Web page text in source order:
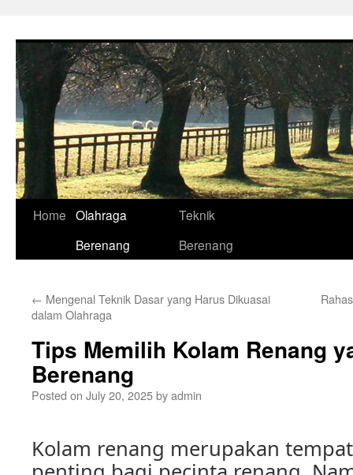
Home Olahraga
Berenang
Teknik
Berenang
← Mengenal Teknik Dasar yang Harus Dikuasai
dalam Olahraga
Tips Memilih Kolam Renang
Berenang
Posted on July 20, 2025byadmin
Kolam renang merupakan